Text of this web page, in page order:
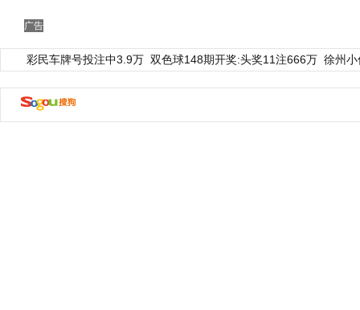
广告
彩民车牌号投注中3.9万 双色球148期开奖:头奖11注666万 徐州